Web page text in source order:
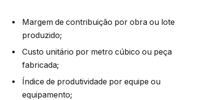
Margem de contribuição por obra ou lote
produzido;
Custo unitário por metro cúbico ou peça
fabricada;
Índice de produtividade por equipe ou
equipamento;